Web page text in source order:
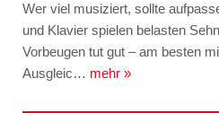
Wer viel musiziert, sollte
und Klavier spielen belasten
Vorbeugen tut gut – am besten
Ausgleic… mehr »